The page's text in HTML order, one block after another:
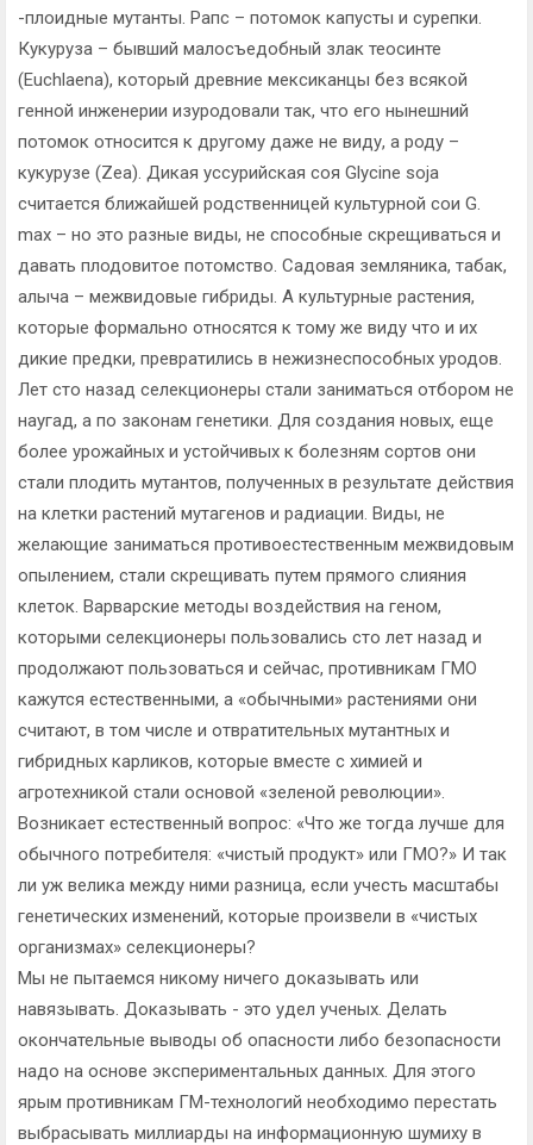
-плоидные мутанты. Рапс – потомок капусты и сурепки.
Кукуруза – бывший малосъедобный злак теосинте
(Euchlaena), который древние мексиканцы без всякой
генной инженерии изуродовали так, что его нынешний
потомок относится к другому даже не виду, а роду –
кукурузе (Zea). Дикая уссурийская соя Glycine soja
считается ближайшей родственницей культурной сои G.
max – но это разные виды, не способные скрещиваться и
давать плодовитое потомство. Садовая земляника, табак,
алыча – межвидовые гибриды. А культурные растения,
которые формально относятся к тому же виду что и их
дикие предки, превратились в нежизнеспособных уродов.
Лет сто назад селекционеры стали заниматься отбором не
наугад, а по законам генетики. Для создания новых, еще
более урожайных и устойчивых к болезням сортов они
стали плодить мутантов, полученных в результате действия
на клетки растений мутагенов и радиации. Виды, не
желающие заниматься противоестественным межвидовым
опылением, стали скрещивать путем прямого слияния
клеток. Варварские методы воздействия на геном,
которыми селекционеры пользовались сто лет назад и
продолжают пользоваться и сейчас, противникам ГМО
кажутся естественными, а «обычными» растениями они
считают, в том числе и отвратительных мутантных и
гибридных карликов, которые вместе с химией и
агротехникой стали основой «зеленой революции».
Возникает естественный вопрос: «Что же тогда лучше для
обычного потребителя: «чистый продукт» или ГМО?» И так
ли уж велика между ними разница, если учесть масштабы
генетических изменений, которые произвели в «чистых
организмах» селекционеры?
Мы не пытаемся никому ничего доказывать или
навязывать. Доказывать - это удел ученых. Делать
окончательные выводы об опасности либо безопасности
надо на основе экспериментальных данных. Для этого
ярым противникам ГМ-технологий необходимо перестать
выбрасывать миллиарды на информационную шумиху в